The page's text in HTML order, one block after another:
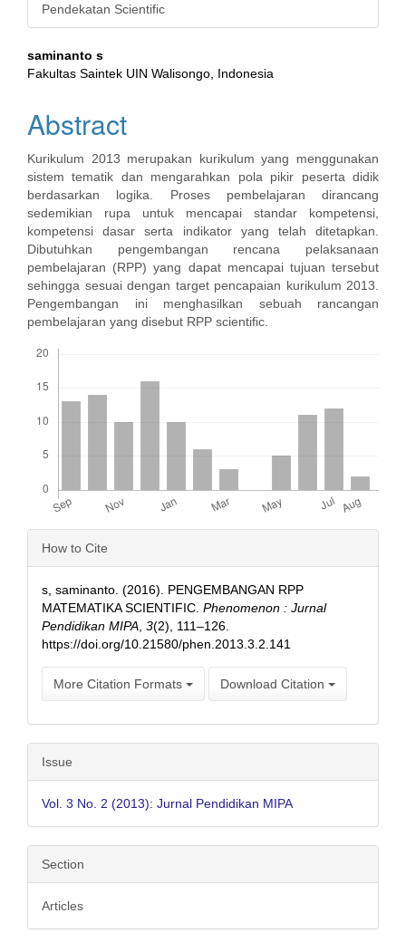
Pendekatan Scientific
Main
Content
saminanto s
Fakultas Saintek UIN Walisongo, Indonesia
Abstract
Kurikulum 2013 merupakan kurikulum yang menggunakan
sistem tematik dan mengarahkan pola pikir peserta didik
berdasarkan logika. Proses pembelajaran dirancang
sedemikian rupa untuk mencapai standar kompetensi,
kompetensi dasar serta indikator yang telah ditetapkan.
Dibutuhkan pengembangan rencana pelaksanaan
pembelajaran (RPP) yang dapat mencapai tujuan tersebut
sehingga sesuai dengan target pencapaian kurikulum 2013.
Pengembangan ini menghasilkan sebuah rancangan
pembelajaran yang disebut RPP scientific.
Article
Details
How to Cite
s, saminanto. (2016). PENGEMBANGAN RPP
MATEMATIKA SCIENTIFIC. Phenomenon : Jurnal
Pendidikan MIPA 3(2), 111–126.
https://doi.org/10.21580/phen.2013.3.2.141
More Citation Formats Download Citation
Issue
Vol. 3 No. 2 (2013): Jurnal Pendidikan MIPA
Section
Articles